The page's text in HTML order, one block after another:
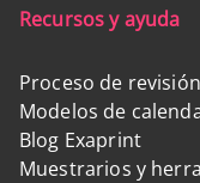
Recursos y ayuda
Proceso de
Modelos de
Blog Exaprint
Muestrarios y